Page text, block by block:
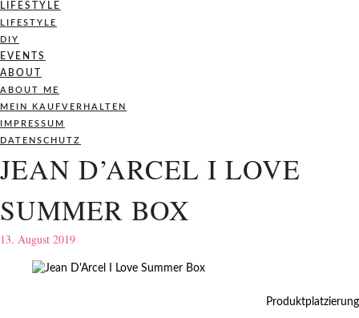
LIFESTYLE
LIFESTYLE
DIY
EVENTS
ABOUT
ABOUT ME
MEIN KAUFVERHALTEN
IMPRESSUM
DATENSCHUTZ
JEAN D’ARCEL I LOVE
SUMMER BOX
13. August 2019
Produktplatzierung